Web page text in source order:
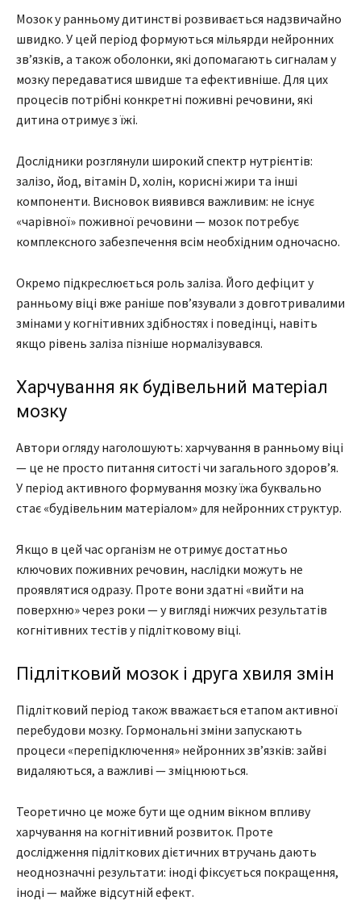
Мозок у ранньому дитинстві розвивається надзвичайно
швидко. У цей період формуються мільярди нейронних
зв’язків, а також оболонки, які допомагають сигналам у
мозку передаватися швидше та ефективніше. Для цих
процесів потрібні конкретні поживні речовини, які
дитина отримує з їжі.
Дослідники розглянули широкий спектр нутрієнтів:
залізо, йод, вітамін D, холін, корисні жири та інші
компоненти. Висновок виявився важливим: не існує
«чарівної» поживної речовини — мозок потребує
комплексного забезпечення всім необхідним одночасно.
Окремо підкреслюється роль заліза. Його дефіцит у
ранньому віці вже раніше пов’язували з довготривалими
змінами у когнітивних здібностях і поведінці, навіть
якщо рівень заліза пізніше нормалізувався.
Харчування як будівельний матеріал
мозку
Автори огляду наголошують: харчування в ранньому віці
— це не просто питання ситості чи загального здоров’я.
У період активного формування мозку їжа буквально
стає «будівельним матеріалом» для нейронних структур.
Якщо в цей час організм не отримує достатньо
ключових поживних речовин, наслідки можуть не
проявлятися одразу. Проте вони здатні «вийти на
поверхню» через роки — у вигляді нижчих результатів
когнітивних тестів у підлітковому віці.
Підлітковий мозок і друга хвиля змін
Підлітковий період також вважається етапом активної
перебудови мозку. Гормональні зміни запускають
процеси «перепідключення» нейронних зв’язків: зайві
видаляються, а важливі — зміцнюються.
Теоретично це може бути ще одним вікном впливу
харчування на когнітивний розвиток. Проте
дослідження підліткових дієтичних втручань дають
неоднозначні результати: іноді фіксується покращення,
іноді — майже відсутній ефект.